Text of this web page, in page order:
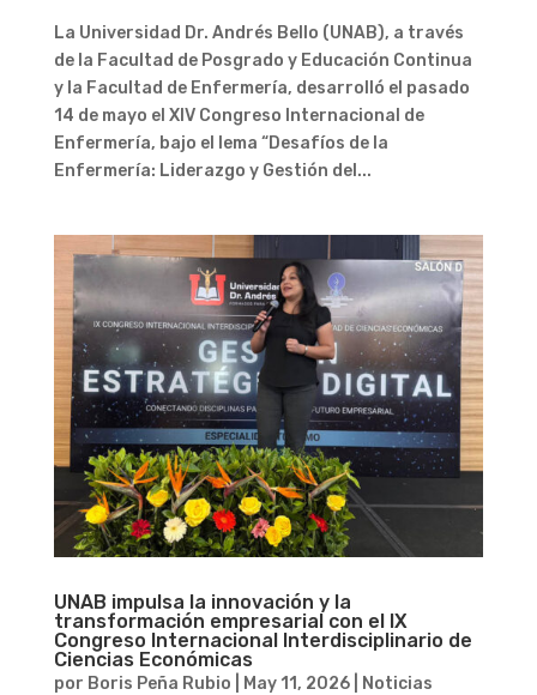
La Universidad Dr. Andrés Bello (UNAB), a través
de la Facultad de Posgrado y Educación Continua
y la Facultad de Enfermería, desarrolló el pasado
14 de mayo el XIV Congreso Internacional de
Enfermería, bajo el lema “Desafíos de la
Enfermería: Liderazgo y Gestión del...
UNAB impulsa la innovación y la
transformación empresarial con el IX
Congreso Internacional Interdisciplinario de
Ciencias Económicas
por Boris Peña Rubio May 11, 2026| Noticias